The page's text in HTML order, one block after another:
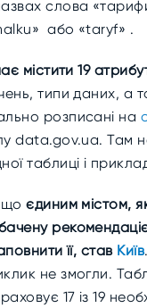
слова
або «taryf» .
містити 19
типи даних, а
розписані на
data.gov.ua. Там
таблиці і
щоєдиним містом,
її, став Київ
не змогли.
17 із 19